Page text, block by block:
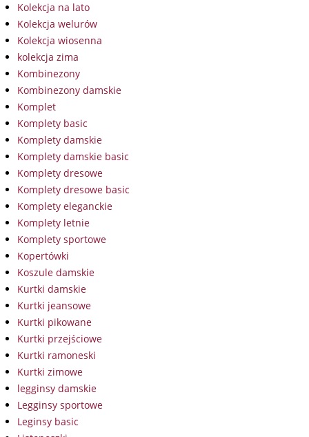
Kolekcja na lato
Kolekcja welurów
Kolekcja wiosenna
kolekcja zima
Kombinezony
Kombinezony damskie
Komplet
Komplety basic
Komplety damskie
Komplety damskie basic
Komplety dresowe
Komplety dresowe basic
Komplety eleganckie
Komplety letnie
Komplety sportowe
Kopertówki
Koszule damskie
Kurtki damskie
Kurtki jeansowe
Kurtki pikowane
Kurtki przejściowe
Kurtki ramoneski
Kurtki zimowe
legginsy damskie
Legginsy sportowe
Leginsy basic